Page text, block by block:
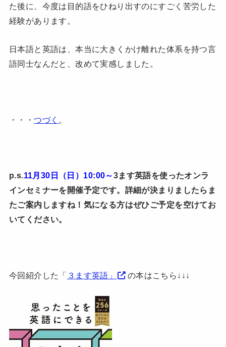
た後に、今度は目的語をひねり出すのにすごく苦労した
経験があります。
日本語と英語は、本当に大きくかけ離れた体系を持つ言
語同士なんだと、改めて実感しました。
・・・つづく
p.s.11月30日（日）10:00～3ます英語を使ったオンラ
インセミナーを開催予定です。詳細が決まりましたらま
たご案内しますね！気になる方はぜひご予定を空けてお
いてください。
今回紹介した「 ３ます英語」 の本はこちら↓↓↓